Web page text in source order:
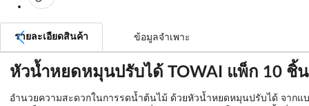
รายละเอียดสินค้า ข้อมูลจำเพาะ
หัวน้ำหยดหมุนปรับได้ TOWAI แพ็ก 10 ชิ้น
อำนวยความสะดวกในการรดน้ำต้นไม้ ด้วยหัวน้ำหยดหมุนปรับได้ จากแ